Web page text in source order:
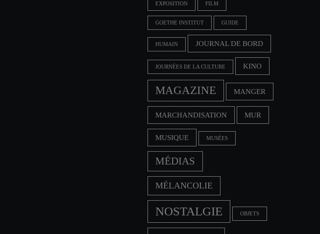
EXPOSITION FILM
GOETHE INSTITUT GUIDE
HUMAIN JOURNAL DE BORD
JOURNÉES DE LA CULTURE KINO
MAGAZINE MANGER
MARCHANDISATION MUR
MUSIQUE MUSÉES
MÉDIAS
MÉLANCOLIE
NOSTALGIE OBJETS